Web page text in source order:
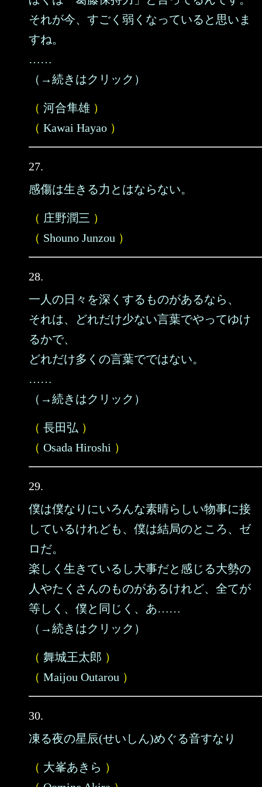
それが今、すごく弱くなっていると思いま
すね。
……
（→続きはクリック）
（ 河合隼雄 ）
（ Kawai Hayao ）
27.
感傷は生きる力とはならない。
（ 庄野潤三 ）
（ Shouno Junzou ）
28.
一人の日々を深くするものがあるなら、
それは、どれだけ少ない言葉でやってゆけ
るかで、
どれだけ多くの言葉でではない。
……
（→続きはクリック）
（ 長田弘 ）
（ Osada Hiroshi ）
29.
僕は僕なりにいろんな素晴らしい物事に接
しているけれども、僕は結局のところ、ゼ
ロだ。
楽しく生きているし大事だと感じる大勢の
人やたくさんのものがあるけれど、全てが
等しく、僕と同じく、あ……
（→続きはクリック）
（ 舞城王太郎 ）
（ Maijou Outarou ）
30.
凍る夜の星辰(せいしん)めぐる音すなり
（ 大峯あきら ）